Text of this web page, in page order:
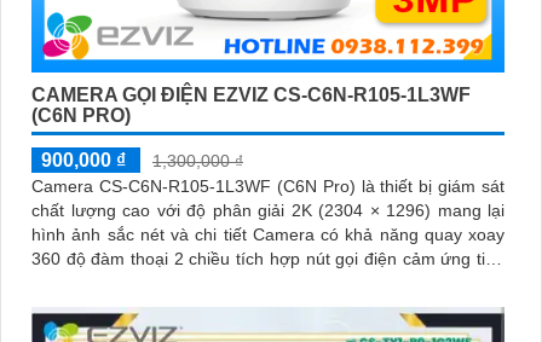
CAMERA GỌI ĐIỆN EZVIZ CS-C6N-R105-1L3WF
(C6N PRO)
900,000 ₫
1,300,000 ₫
Camera CS-C6N-R105-1L3WF (C6N Pro) là thiết bị giám sát
chất lượng cao với độ phân giải 2K (2304 × 1296) mang lại
hình ảnh sắc nét và chi tiết Camera có khả năng quay xoay
360 độ đàm thoại 2 chiều tích hợp nút gọi điện cảm ứng tiện
được trang bị công nghệ phát hiện chuyển động thông minh
tăng cường an ninh cho không gian của bạn. Loại Camera